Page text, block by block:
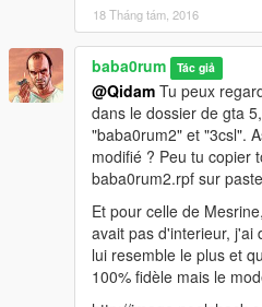
18 Tháng tám, 2016
baba0rum Tác giả
@Qidam Tu peux
dans le dossier de gta
"baba0rum2" et "3csl".
modifié ? Peu tu copier
baba0rum2.rpf sur
Et pour celle de
avait pas d'interieur, j'ai
lui resemble le plus et
100% fidèle mais le